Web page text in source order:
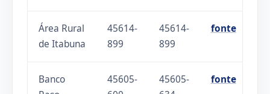
Área Rural
de Itabuna
45614-
899
45614-
899
fonte
Banco
45605-
45605-
fonte